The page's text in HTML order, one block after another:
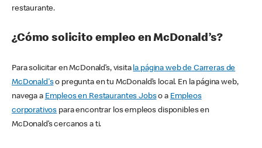
restaurante.
¿Cómo solicito empleo en McDonald’s?
Para solicitar en McDonald’s, visita la página web de Carreras de
McDonald'so pregunta en tu McDonald’s local. En la página web,
navega a Empleos en Restaurantes Jobso a Empleos
corporativos para encontrar los empleos disponibles en
McDonald’s cercanos a ti.